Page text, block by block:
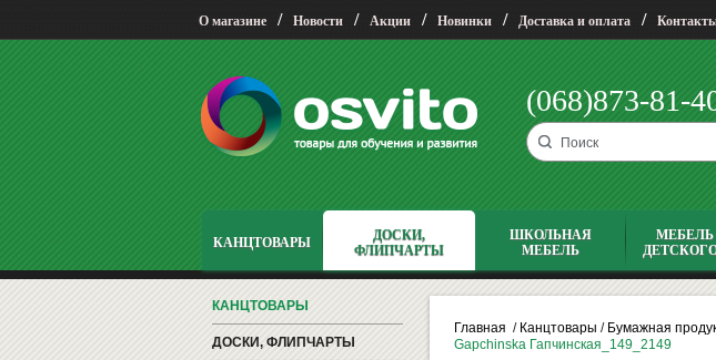
О магазине / Новости / Акции / Новинки / Доставка и оплата /
(068)873-81-
КАНЦТОВАРЫ
ДОСКИ,
ФЛИПЧАРТЫ
ШКОЛЬНАЯ
МЕБЕЛЬ
МЕБЕЛЬ
КАНЦТОВАРЫ
ДОСКИ, ФЛИПЧАРТЫ
Главная / Канцтовары / Бумажная
Gapchinska Гапчинская_149_2149